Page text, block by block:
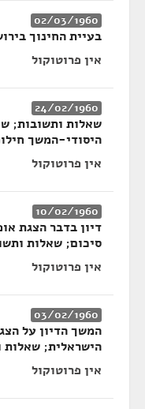
02/03/1960
בעיית החינוך
אין פרוטוקול
24/02/1960
שאלות ותשובות;
היסודי-המשך
אין פרוטוקול
10/02/1960
דיון בדבר הצגת
סיכום; שאלות
אין פרוטוקול
03/02/1960
המשך הדיון על
הישראלית; שאלות
אין פרוטוקול